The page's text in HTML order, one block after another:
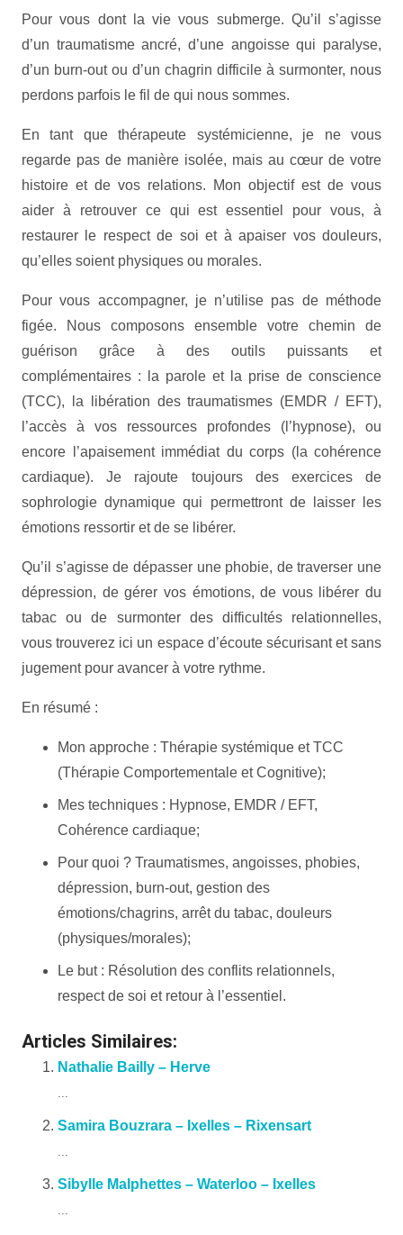
Pour vous dont la vie vous submerge. Qu’il s’agisse
d’un traumatisme ancré, d’une angoisse qui paralyse,
d’un burn-out ou d’un chagrin difficile à surmonter, nous
perdons parfois le fil de qui nous sommes.
En tant que thérapeute systémicienne, je ne vous
regarde pas de manière isolée, mais au cœur de votre
histoire et de vos relations. Mon objectif est de vous
aider à retrouver ce qui est essentiel pour vous, à
restaurer le respect de soi et à apaiser vos douleurs,
qu’elles soient physiques ou morales.
Pour vous accompagner, je n’utilise pas de méthode
figée. Nous composons ensemble votre chemin de
guérison grâce à des outils puissants et
complémentaires : la parole et la prise de conscience
(TCC), la libération des traumatismes (EMDR / EFT),
l’accès à vos ressources profondes (l’hypnose), ou
encore l’apaisement immédiat du corps (la cohérence
cardiaque). Je rajoute toujours des exercices de
sophrologie dynamique qui permettront de laisser les
émotions ressortir et de se libérer.
Qu’il s’agisse de dépasser une phobie, de traverser une
dépression, de gérer vos émotions, de vous libérer du
tabac ou de surmonter des difficultés relationnelles,
vous trouverez ici un espace d’écoute sécurisant et sans
jugement pour avancer à votre rythme.
En résumé :
Mon approche : Thérapie systémique et TCC
(Thérapie Comportementale et Cognitive);
Mes techniques : Hypnose, EMDR / EFT,
Cohérence cardiaque;
Pour quoi ? Traumatismes, angoisses, phobies,
dépression, burn-out, gestion des
émotions/chagrins, arrêt du tabac, douleurs
(physiques/morales);
Le but : Résolution des conflits relationnels,
respect de soi et retour à l’essentiel.
Articles Similaires:
Nathalie Bailly – Herve
Samira Bouzrara – Ixelles – Rixensart
Sibylle Malphettes – Waterloo – Ixelles